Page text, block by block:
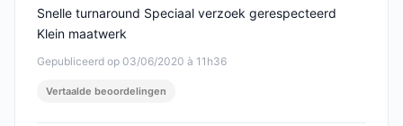
Gepubliceerd op 03/06/2020 à 11h36
Snelle turnaround Speciaal verzoek gerespecteerd
Klein maatwerk
Vertaalde beoordelingen